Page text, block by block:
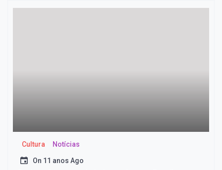
Cultura Notícias
On 11 anos Ago